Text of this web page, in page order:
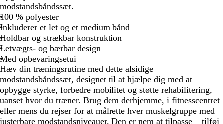
m
e
/
S
k
o
v
g
r
ø
n
r
e
n
/
D
u
s
k
P
u
r
p
r
t
/
g
r
å
r
i
n
e
b
l
å
/
k
o
n
g
modstandsbåndssæt.
100 % polyester
Inkluderer et let og et medium bånd
Holdbar og strækbar konstruktion
Letvægts- og bærbar design
Med opbevaringsetui
Hæv din træningsrutine med dette alsidige
modstandsbåndssæt, designet til at hjælpe dig med at
opbygge styrke, forbedre mobilitet og støtte rehabilitering,
uanset hvor du træner. Brug dem derhjemme, i fitnesscentret
eller mens du rejser for at målrette hver muskelgruppe med
justerbare modstandsniveauer. Den er nem at tilpasse – tilføj